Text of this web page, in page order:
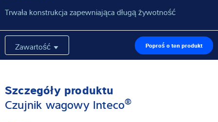
Trwała konstrukcja zapewniająca długą żywotność
Zawartość Poproś o ten produkt
Szczegóły produktu
Czujnik wagowy Inteco®